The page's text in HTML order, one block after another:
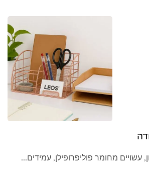
עשויים מחומר פוליפרופילן, עמידים...